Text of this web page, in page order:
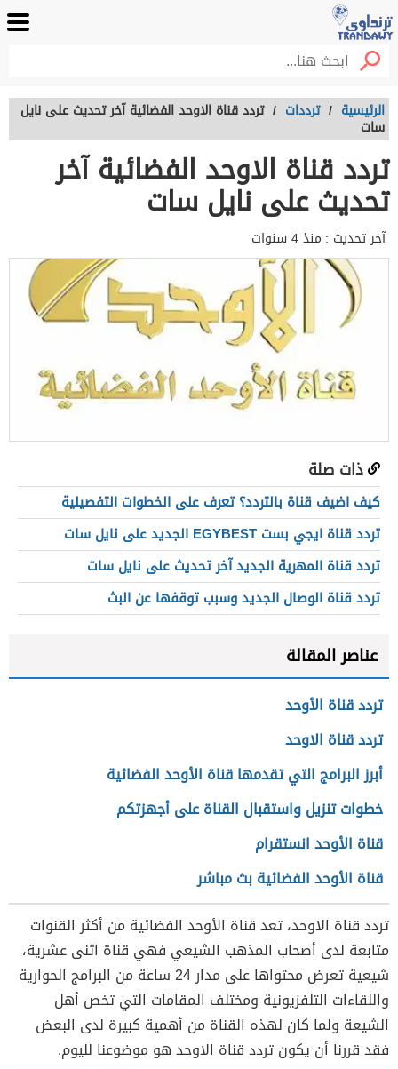
الرئيسية / ترددات / تردد قناة الاوحد الفضائية آخر تحديث على نايل
سات
تردد قناة الاوحد الفضائية آخر
تحديث على نايل سات
آخر تحديث : منذ 4 سنوات
ذات صلة
كيف اضيف قناة بالتردد؟ تعرف على الخطوات التفصيلية
تردد قناة ايجي بست EGYBEST الجديد على نايل سات
تردد قناة المهرية الجديد آخر تحديث على نايل سات
تردد قناة الوصال الجديد وسبب توقفها عن البث
عناصر المقالة
تردد قناة الأوحد
تردد قناة الاوحد
أبرز البرامج التي تقدمها قناة الأوحد الفضائية
خطوات تنزيل واستقبال القناة على أجهزتكم
قناة الأوحد انستقرام
قناة الأوحد الفضائية بث مباشر
تردد قناة الاوحد،تعد قناة الأوحد الفضائية من أكثر القنوات
متابعة لدى أصحاب المذهب الشيعي فهي قناة اثنى عشرية،
شيعية تعرض محتواها على مدار 24 ساعة من
البرامج الحوارية
واللقاءات التلفزيونية ومختلف المقامات التي تخص أهل
الشيعة ولما كان لهذه القناة من أهمية كبيرة لدى البعض
فقد قررنا أن يكون تردد قناة الاوحد هو موضوعنا لليوم.